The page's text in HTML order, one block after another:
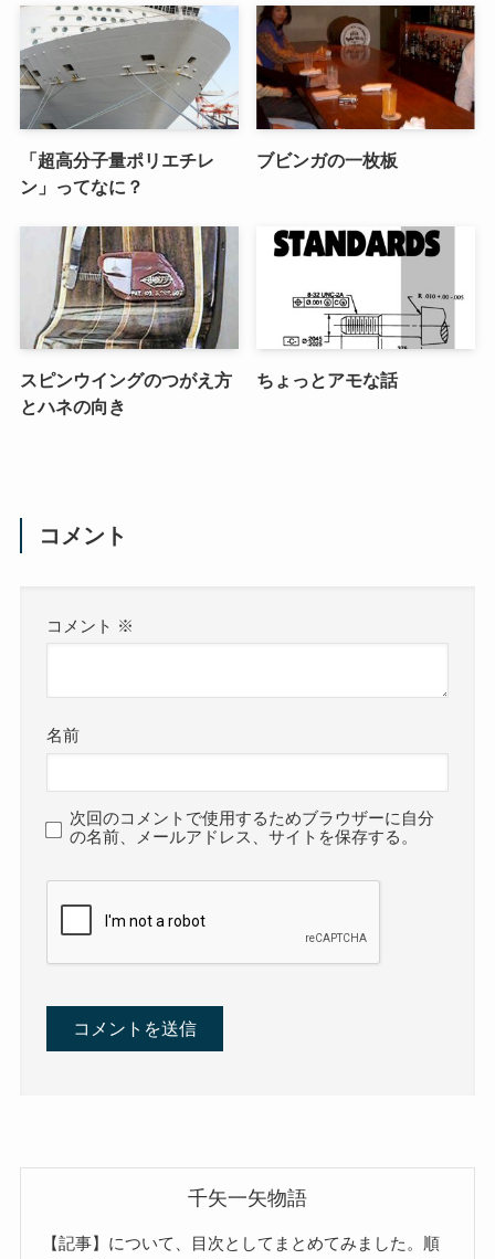
「超高分子量ポリエチレ
ン」ってなに？
ブビンガの一枚板
スピンウイングのつがえ方
とハネの向き
ちょっとアモな話
コメント
コメント ※
名前
次回のコメントで使用するためブラウザーに自分
の名前、メールアドレス、サイトを保存する。
千矢一矢物語
【記事】について、目次としてまとめてみました。順